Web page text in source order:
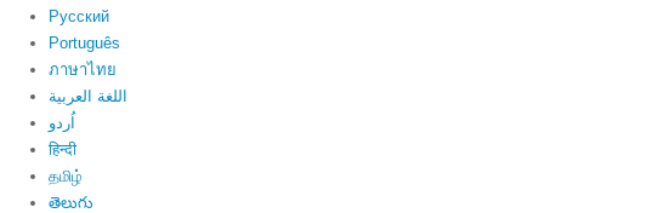
Русский
Português
ภาษาไทย
اللغة العربية
اُردو
हिन्दी
தமிழ்
తెలుగు